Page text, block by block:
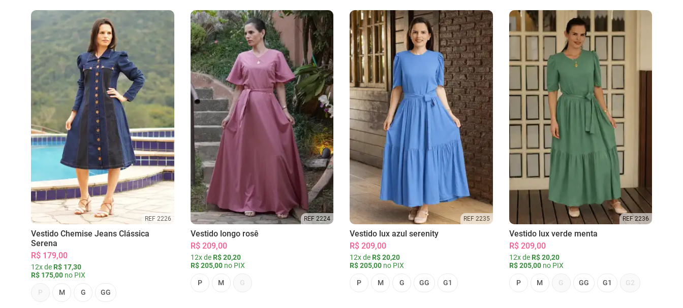
REF 2226
Vestido Chemise Jeans Clássica
Serena
R$ 179,00
12x de R$ 17,30
R$ 175,00 no PIX
P M G GG
REF 2224
Vestido longo rosê
R$ 209,00
12x de R$ 20,20
R$ 205,00no PIX
P M G
REF 2235
Vestido lux azul serenity
R$ 209,00
12x de R$ 20,20
R$ 205,00 no PIX
P M G GG G1
REF 2236
Vestido lux verde menta
R$ 209,00
12x de R$ 20,20
R$ 205,00no PIX
P M G GG G1 G2